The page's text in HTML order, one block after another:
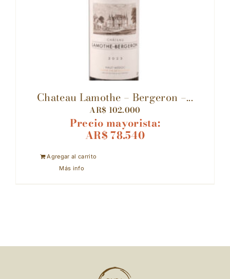
Chateau Lamothe – Bergeron –...
AR$ 102.000
Precio mayorista:
AR$78.540
Agregar al carrito
Más info